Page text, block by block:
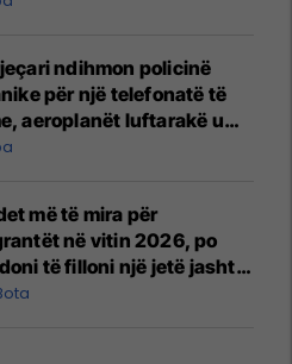
ndihmon policinë
për një telefonatë të
aeroplanët luftarakë u
në ajër për të
më të mira për
në vitin 2026, po
të filloni një jetë jashtë